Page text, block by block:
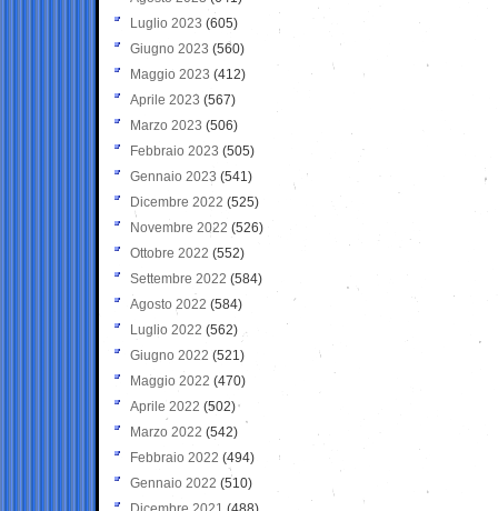
Luglio 2023 (605)
Giugno 2023 (560)
Maggio 2023 (412)
Aprile 2023 (567)
Marzo 2023 (506)
Febbraio 2023 (505)
Gennaio 2023 (541)
Dicembre 2022 (525)
Novembre 2022 (526)
Ottobre 2022 (552)
Settembre 2022 (584)
Agosto 2022 (584)
Luglio 2022 (562)
Giugno 2022 (521)
Maggio 2022 (470)
Aprile 2022 (502)
Marzo 2022 (542)
Febbraio 2022 (494)
Gennaio 2022 (510)